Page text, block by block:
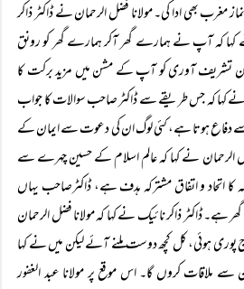
مغرب بھی ادا کی۔ مولانا فضل الرحمان نے ڈاکٹر ذاکر
کہا کہ آپ نے ہمارے گھر آکر ہمارے گھر کو رونق
تشریف آوری کو آپ کے مشن میں مزید برکت کا
کہا کہ جس طریقے سے ڈاکٹر صاحب سوالات کا جواب
دفاع ہوتا ہے، کئی لوگ ان کی دعوت سے ایمان کے
الرحمان نے کہا کہ عالم اسلام کے حسین چہرے سے
کا اتحاد و اتفاق مشترکہ ہدف ہے، ڈاکٹرصاحب یہاں
ہے۔ ڈاکٹر ذاکر نائیک نے کہا کہ مولانا فضل الرحمان
ہوئی، کل کچھ دوست ملنے آئے لیکن میں نے کہا
ملاقات کروں گا۔ اس موقع پر مولانا عبد الغفور